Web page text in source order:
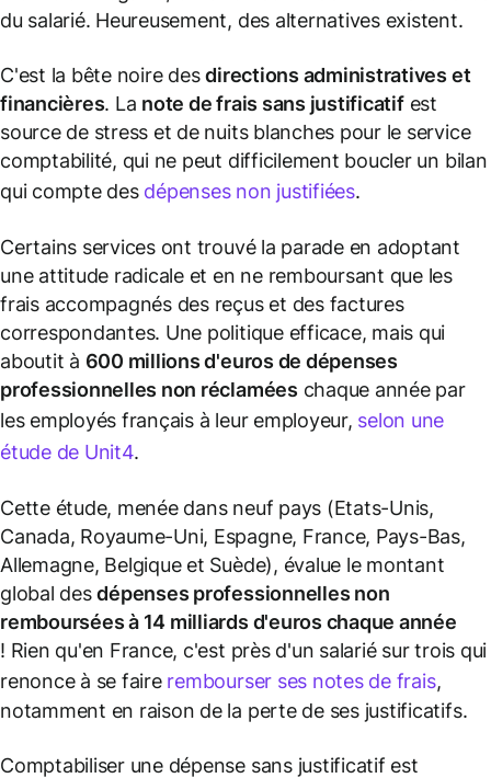
du salarié. Heureusement, des alternatives existent.
C'est la bête noire desdirections administratives et
financières. La note de frais sans justificatifest
source de stress et de nuits blanches pour le service
comptabilité, qui ne peut difficilement boucler un bilan
qui compte des dépenses non justifiées.
Certains services ont trouvé la parade en adoptant
une attitude radicale et en ne remboursant que les
frais accompagnés des reçus et des factures
correspondantes. Une politique efficace, mais qui
aboutit à 600 millions d'euros de dépenses
professionnelles non réclamées chaque année par
les employés français à leur employeur, selon une
étude de Unit4.
Cette étude, menée dans neuf pays (Etats-Unis,
Canada, Royaume-Uni, Espagne, France, Pays-Bas,
Allemagne, Belgique et Suède), évalue le montant
global desdépenses professionnelles non
remboursées à 14 milliards d'euros chaque année
! Rien qu'en France, c'est près d'un salarié sur trois qui
renonce à se faire rembourser ses notes de frais,
notamment en raison de la perte de ses justificatifs.
Comptabiliser une dépense sans justificatif est